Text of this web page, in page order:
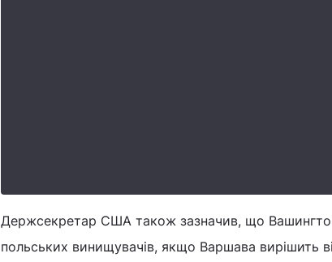
Держсекретар США також зазначив, що
польських винищувачів, якщо Варшава вирішить